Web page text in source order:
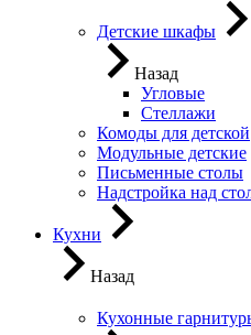
Детские шкафы
Назад
Угловые
Стеллажи
Комоды для детской
Модульные детские
Письменные столы
Надстройка над
Кухни
Назад
Кухонные